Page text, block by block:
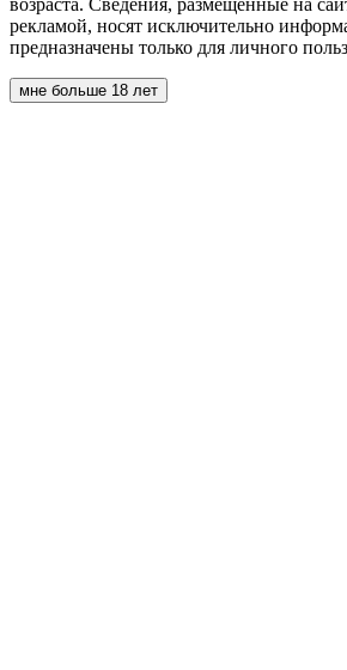
возраста. Сведения, размещённые на
рекламой, носят исключительно
предназначены только для личного
мне больше 18 лет